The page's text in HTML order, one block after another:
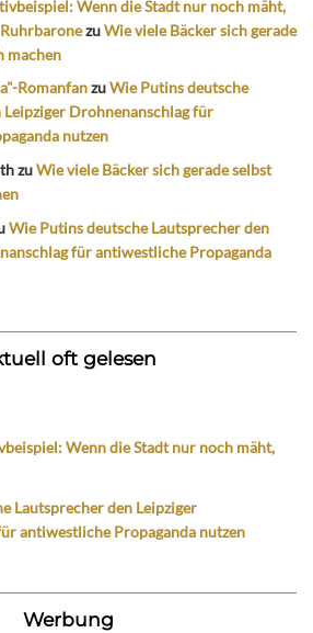
Wenn die Stadt nur noch mäht,
zuWie viele Bäcker sich gerade
machen
RomanfanzuWie Putins deutsche
Leipziger Drohnenanschlag für
nutzen
zuWie viele Bäcker sich gerade selbst
Wie Putins deutsche Lautsprecher den
für antiwestliche Propaganda
oft gelesen
Wenn die Stadt nur noch mäht,
Lautsprecher den Leipziger
antiwestliche Propaganda nutzen
Werbung